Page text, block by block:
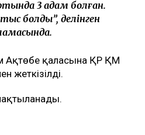
бергенсің»: Нұрайдың
ренішін айтты
әуе кемесі Қорғаныс
айтылды.
жеке құрамынан 23 адам
өртті жойды. МИ-8